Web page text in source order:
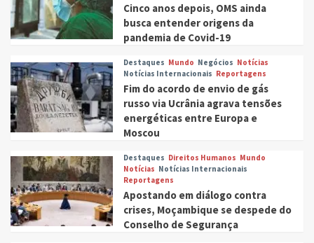
Cinco anos depois, OMS ainda
busca entender origens da
pandemia de Covid-19
Destaques Mundo Negócios Notícias
Notícias Internacionais Reportagens
Fim do acordo de envio de gás
russo via Ucrânia agrava tensões
energéticas entre Europa e
Moscou
Destaques Direitos Humanos Mundo
Notícias Notícias Internacionais
Reportagens
Apostando em diálogo contra
crises, Moçambique se despede do
Conselho de Segurança